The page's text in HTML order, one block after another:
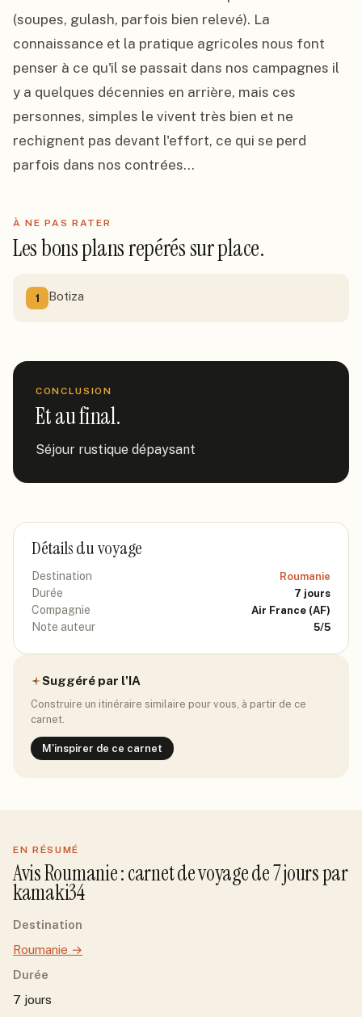
(soupes, gulash, parfois bien relevé). La
connaissance et la pratique agricoles nous font
penser à ce qu'il se passait dans nos campagnes il
y a quelques décennies en arrière, mais ces
personnes, simples le vivent très bien et ne
rechignent pas devant l'effort, ce qui se perd
parfois dans nos contrées...
À NE PAS RATER
Les bons plans repérés sur place.
1 Botiza
CONCLUSION
Et au final.
Séjour rustique dépaysant
Détails du voyage
Destination Roumanie
Durée 7 jours
Compagnie Air France (AF)
Note auteur 5/5
Suggéré par l'IA
Construire un itinéraire similaire pour vous, à partir de ce
carnet.
M'inspirer de ce carnet
EN RÉSUMÉ
AvisRoumanie: carnet de voyage de7jourspar
kamaki34
Destination
Roumanie →
Durée
7 jours